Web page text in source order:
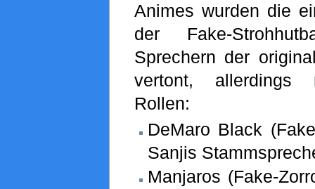
Animes wurden die
der Fake-
Sprechern der
vertont, allerdings
Rollen:
DeMaro Black
Sanjis
Manjaros (Fake-